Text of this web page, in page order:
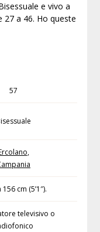
e vivo a
27 a 46. Ho queste
57
,
cm (5’1″).
televisivo o